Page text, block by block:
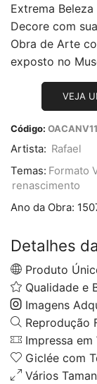
Extrema
Decore com
Obra de Arte
exposto no
VEJA
Código:
Artista: Rafael
Temas: Formato
renascimento
Ano da Obra:
Detalhes
Produto
Qualidade e
Imagens
Reprodução
Impressa em
Giclée com
Vários